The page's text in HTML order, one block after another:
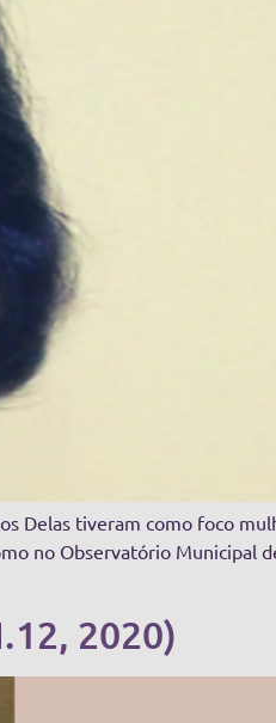
Delas tiveram como foco
no Observatório Municipal
2020)